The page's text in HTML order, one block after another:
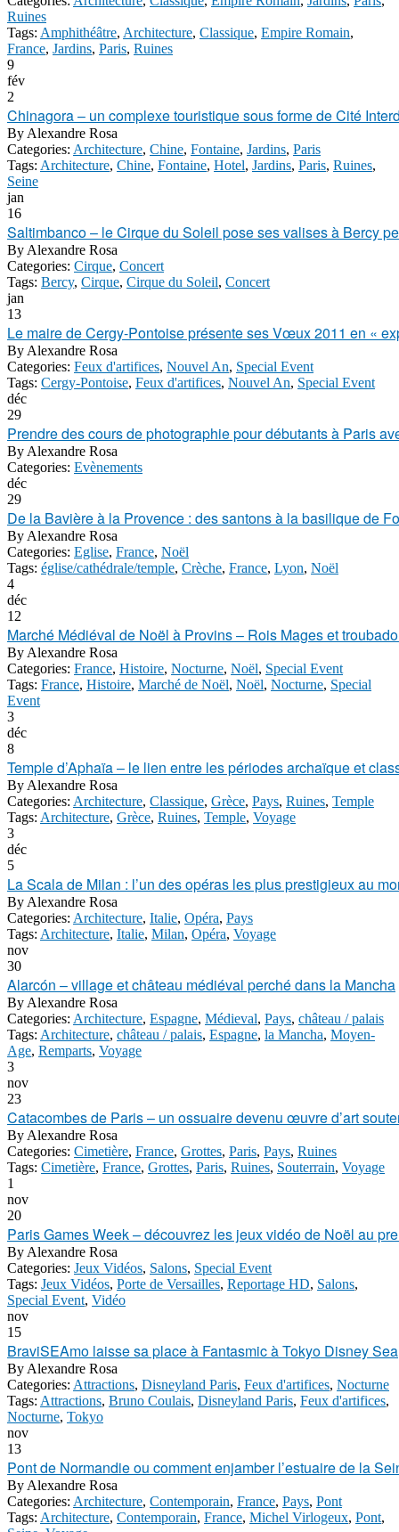
Ruines
Tags: Amphithéâtre, Architecture, Classique, Empire Romain,
France, Jardins, Paris, Ruines
9
fév
2
Chinagora – un complexe touristique sous forme de Cité
By Alexandre Rosa
Categories: Architecture, Chine, Fontaine, Jardins, Paris
Tags: Architecture, Chine, Fontaine, Hotel, Jardins, Paris, Ruines,
Seine
jan
16
Saltimbanco – le Cirque du Soleil pose ses valises à Bercy
By Alexandre Rosa
Categories: Cirque, Concert
Tags: Bercy, Cirque, Cirque du Soleil, Concert
jan
13
Le maire de Cergy-Pontoise présente ses Vœux 2011 en «
By Alexandre Rosa
Categories: Feux d'artifices, Nouvel An, Special Event
Tags: Cergy-Pontoise, Feux d'artifices, Nouvel An, Special Event
déc
29
Prendre des cours de photographie pour débutants à Paris
By Alexandre Rosa
Categories: Evènements
déc
29
De la Bavière à la Provence : des santons à la basilique de
By Alexandre Rosa
Categories: Eglise, France, Noël
Tags: église/cathédrale/temple, Crèche, France, Lyon, Noël
4
déc
12
Marché Médiéval de Noël à Provins – Rois Mages et
By Alexandre Rosa
Categories: France, Histoire, Nocturne, Noël, Special Event
Tags: France, Histoire, Marché de Noël, Noël, Nocturne, Special
Event
3
déc
8
Temple d’Aphaïa – le lien entre les périodes archaïque et
By Alexandre Rosa
Categories: Architecture, Classique, Grèce, Pays, Ruines, Temple
Tags: Architecture, Grèce, Ruines, Temple, Voyage
3
déc
5
La Scala de Milan : l’un des opéras les plus prestigieux au
By Alexandre Rosa
Categories: Architecture, Italie, Opéra, Pays
Tags: Architecture, Italie, Milan, Opéra, Voyage
nov
30
Alarcón – village et château médiéval perché dans la Mancha
By Alexandre Rosa
Categories: Architecture, Espagne, Médieval, Pays, château / palais
Tags: Architecture, château / palais, Espagne, la Mancha, Moyen-
Age, Remparts, Voyage
3
nov
23
Catacombes de Paris – un ossuaire devenu œuvre d’art
By Alexandre Rosa
Categories: Cimetière, France, Grottes, Paris, Pays, Ruines
Tags: Cimetière, France, Grottes, Paris, Ruines, Souterrain, Voyage
1
nov
20
Paris Games Week – découvrez les jeux vidéo de Noël au
By Alexandre Rosa
Categories: Jeux Vidéos, Salons, Special Event
Tags: Jeux Vidéos, Porte de Versailles, Reportage HD, Salons,
Special Event, Vidéo
nov
15
BraviSEAmo laisse sa place à Fantasmic à Tokyo Disney Sea
By Alexandre Rosa
Categories: Attractions, Disneyland Paris, Feux d'artifices, Nocturne
Tags: Attractions, Bruno Coulais, Disneyland Paris, Feux d'artifices,
Nocturne, Tokyo
nov
13
Pont de Normandie ou comment enjamber l’estuaire de la
By Alexandre Rosa
Categories: Architecture, Contemporain, France, Pays, Pont
Tags: Architecture, Contemporain, France, Michel Virlogeux, Pont,